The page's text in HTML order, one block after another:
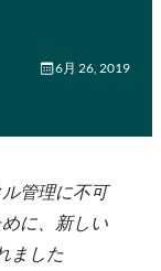
6月 26, 2019
管理に不可
に、新しい
ました